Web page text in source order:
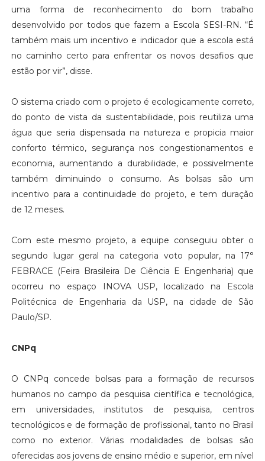
uma forma de reconhecimento do bom trabalho
desenvolvido por todos que fazem a Escola SESI-RN. “É
também mais um incentivo e indicador que a escola está
no caminho certo para enfrentar os novos desafios que
estão por vir”, disse.
O sistema criado com o projeto é ecologicamente correto,
do ponto de vista da sustentabilidade, pois reutiliza uma
água que seria dispensada na natureza e propicia maior
conforto térmico, segurança nos congestionamentos e
economia, aumentando a durabilidade, e possivelmente
também diminuindo o consumo. As bolsas são um
incentivo para a continuidade do projeto, e tem duração
de 12 meses.
Com este mesmo projeto, a equipe conseguiu obter o
segundo lugar geral na categoria voto popular, na 17°
FEBRACE (Feira Brasileira De Ciência E Engenharia) que
ocorreu no espaço INOVA USP, localizado na Escola
Politécnica de Engenharia da USP, na cidade de São
Paulo/SP.
CNPq
O CNPq concede bolsas para a formação de recursos
humanos no campo da pesquisa científica e tecnológica,
em universidades, institutos de pesquisa, centros
tecnológicos e de formação de profissional, tanto no Brasil
como no exterior. Várias modalidades de bolsas são
oferecidas aos jovens de ensino médio e superior, em nível